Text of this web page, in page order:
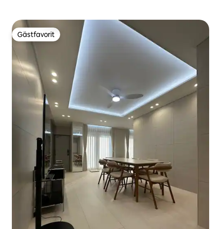
Gästfavorit
Gästfavorit